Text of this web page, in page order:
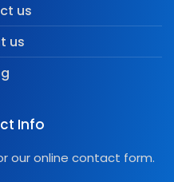
us
us
Info
our online contact form.